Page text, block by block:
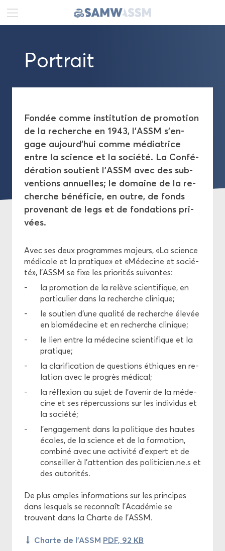
Ac­tua­li­tés
Por­trait
Co­mi­té de di­rec­tion
Sénat
Se­cré­ta­riat gé­né­ral
Com­mis­sions
Pu­bli­ca­tions
Pro­mo­tion
Éthique
Por­trait
Fon­dée comme ins­ti­tu­tion de pro­mo­tion
de la re­cherche en 1943, l'ASSM s'en­
gage au­jour­d'hui comme mé­dia­trice
entre la science et la so­cié­té. La Confé­
dé­ra­tion sou­tient l'ASSM avec des sub­
ven­tions an­nuelles; le do­maine de la re­
cherche bé­né­fi­cie, en outre, de fonds
pro­ve­nant de legs et de fon­da­tions pri­
vées.
Avec ses deux pro­grammes ma­jeurs, «La science
mé­di­cale et la pra­tique» et «Mé­de­cine et so­cié­
té», l'ASSM se fixe les prio­ri­tés sui­vantes:
la pro­mo­tion de la re­lève scien­ti­fique, en
par­ti­cu­lier dans la re­cherche cli­nique;
le sou­tien d'une qua­li­té de re­cherche éle­vée
en bio­mé­de­cine et en re­cherche cli­nique;
le lien entre la mé­de­cine scien­ti­fique et la
pra­tique;
la cla­ri­fi­ca­tion de ques­tions éthiques en re­
la­tion avec le pro­grès mé­di­cal;
la ré­flexion au sujet de l'ave­nir de la mé­de­
cine et ses ré­per­cus­sions sur les in­di­vi­dus et
la so­cié­té;
l'en­ga­ge­ment dans la po­li­tique des hautes
écoles, de la science et de la for­ma­tion,
com­bi­né avec une ac­ti­vi­té d'ex­pert et de
conseiller à l'at­ten­tion des po­li­ti­cien.ne.s et
des au­to­ri­tés.
De plus amples in­for­ma­tions sur les prin­cipes
dans les­quels se re­con­naît l’Aca­dé­mie se
trouvent dans la Charte de l'ASSM.
Charte de l'ASSM PDF, 92 KB